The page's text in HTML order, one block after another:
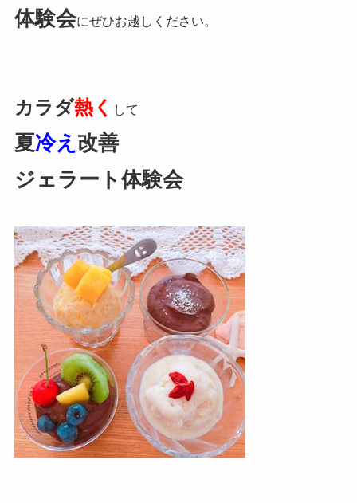
体験会にぜひお越しください。
カラダ熱く して
夏冷え 改善
ジェラート体験会